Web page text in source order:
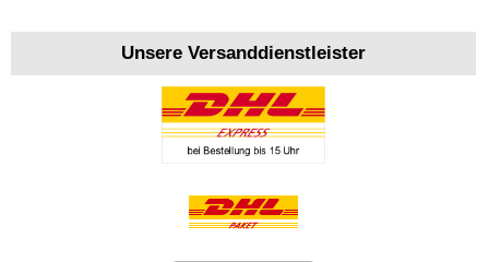
Unsere Versanddienstleister